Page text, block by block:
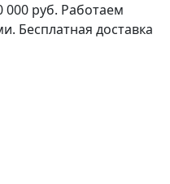
руб. Работаем
Бесплатная доставка